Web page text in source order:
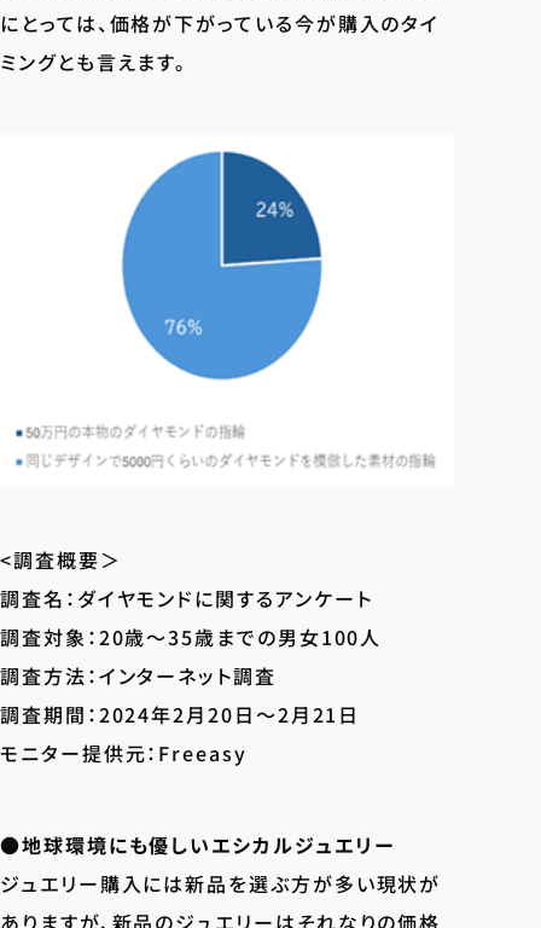
にとっては、価格が下がっている今が購入のタイ
ミングとも言えます。
<調査概要＞
調査名：ダイヤモンドに関するアンケート
調査対象：20歳～35歳までの男女100人
調査方法：インターネット調査
調査期間：2024年2月20日～2月21日
モニター提供元：Freeasy
●地球環境にも優しいエシカルジュエリー
ジュエリー購入には新品を選ぶ方が多い現状が